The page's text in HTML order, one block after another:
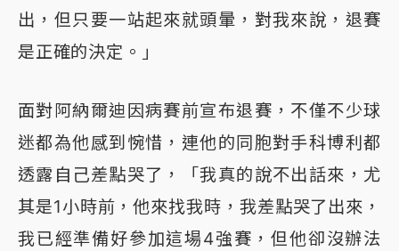
出，但只要一站起來就頭暈，對我來說，退賽
是正確的決定。」
面對阿納爾迪因病賽前宣布退賽，不僅不少球
迷都為他感到惋惜，連他的同胞對手科博利都
透露自己差點哭了，「我真的說不出話來，尤
其是1小時前，他來找我時，我差點哭了出來，
我已經準備好參加這場4強賽，但他卻沒辦法